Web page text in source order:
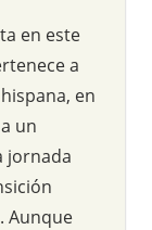
en este
a
en
un
jornada
Aunque